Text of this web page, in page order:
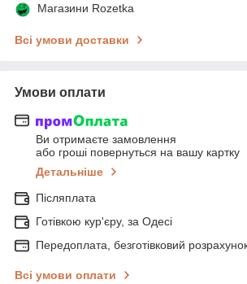
Магазини Rozetka
Всі умови доставки
Умови оплати
Ви отримаєте замовлення
або гроші повернуться на вашу картку
Детальніше
Післяплата
Готівкою кур'єру, за Одесі
Передоплата, безготівковий
Всі умови оплати